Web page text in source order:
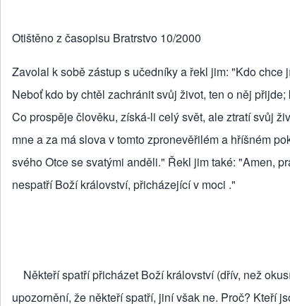
Otištěno z časopisu Bratrstvo 10/2000
Zavolal k sobě zástup s učedníky a řekl jim: "Kdo
Neboť kdo by chtěl zachránit svůj život, ten o něj
Co prospěje člověku, získá-li celý svět, ale ztratí svůj
mne a za má slova v tomto zpronevěřilém a hříšném
svého Otce se svatými anděli." Řekl jim také: "Amen,
nespatří Boží království, přicházející v moci ."
Někteří spatří přicházet Boží království (dřív, než
upozornění, že někteří spatří, jiní však ne. Proč? Kteří